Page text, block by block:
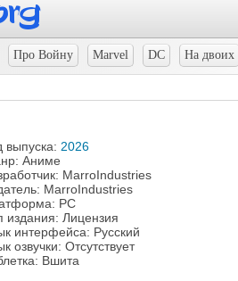
Про Войну Marvel DC На двоих
выпуска: 2026
Аниме
MarroIndustries
MarroIndustries
PC
издания: Лицензия
интерфейса: Русский
озвучки: Отсутствует
Вшита